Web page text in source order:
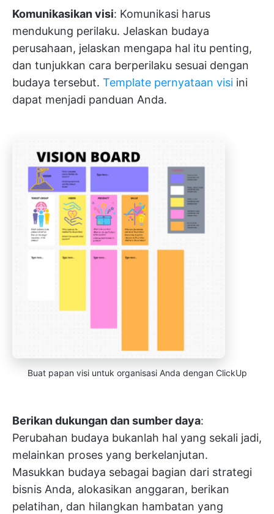
Komunikasikan visi: Komunikasi harus
mendukung perilaku. Jelaskan budaya
perusahaan, jelaskan mengapa hal itu penting,
dan tunjukkan cara berperilaku sesuai dengan
budaya tersebut. Template pernyataan visi ini
dapat menjadi panduan Anda.
Buat papan visi untuk organisasi Anda dengan ClickUp
Berikan dukungan dan sumber daya:
Perubahan budaya bukanlah hal yang sekali jadi,
melainkan proses yang berkelanjutan.
Masukkan budaya sebagai bagian dari strategi
bisnis Anda, alokasikan anggaran, berikan
pelatihan, dan hilangkan hambatan yang